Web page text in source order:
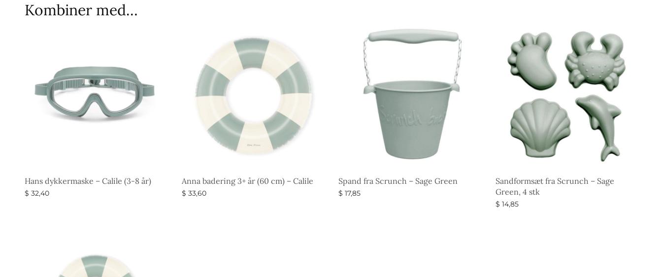
Kombiner med…
Hans dykkermaske – Calile (3-8 år)
$ 32,40
Anna badering 3+ år (60 cm) – Calile
$ 33,60
Spand fra Scrunch – Sage Green
$ 17,85
Sandformsæt fra Scrunch – Sage
Green, 4 stk
$ 14,85